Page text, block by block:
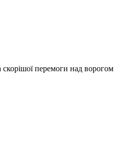
перемоги над ворогом